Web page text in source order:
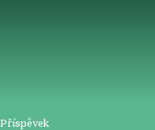
Příspěvek